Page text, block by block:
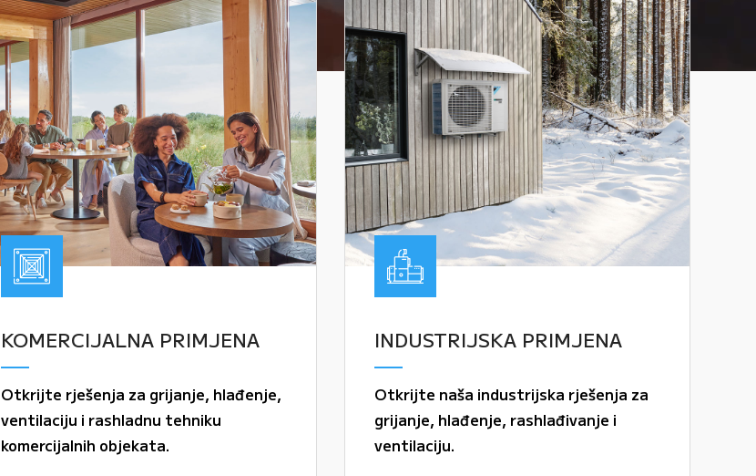
KOMERCIJALNA PRIMJENA
Otkrijte rješenja za grijanje, hlađenje,
ventilaciju i rashladnu tehniku
komercijalnih objekata.
INDUSTRIJSKA PRIMJENA
Otkrijte naša industrijska rješenja za
grijanje, hlađenje, rashlađivanje i
ventilaciju.